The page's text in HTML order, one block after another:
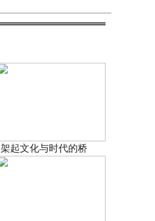
架起文化与时代的桥